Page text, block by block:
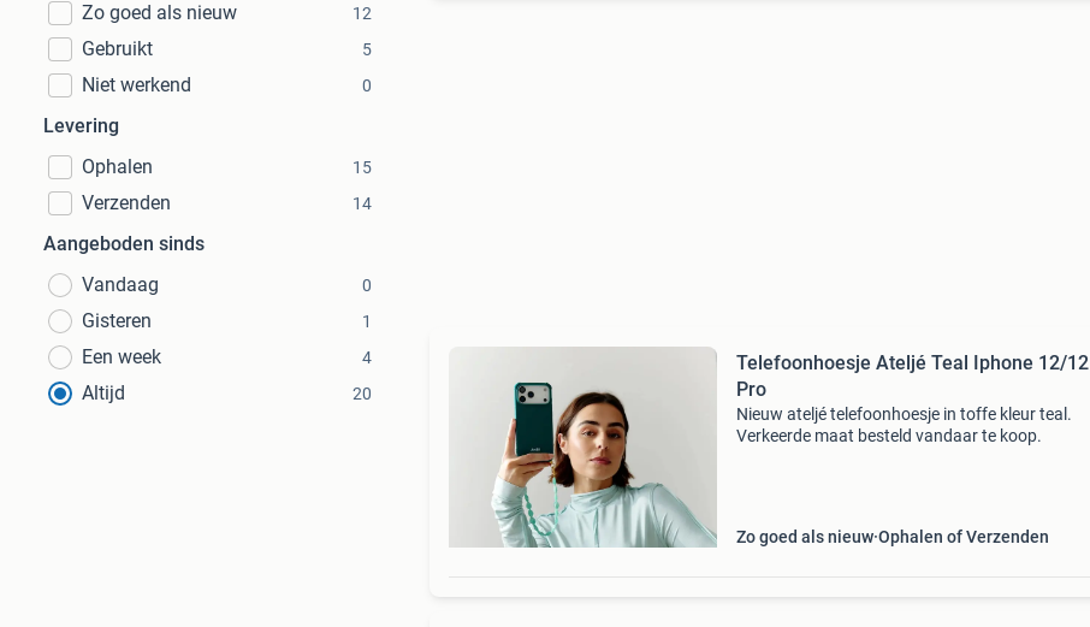
Zo goed als nieuw 12
Gebruikt 5
Niet werkend 0
Levering
Ophalen
15
Verzenden 14
Aangeboden sinds
Vandaag
0
Gisteren 1
Een week 4
Altijd 20
Telefoonhoesje Ateljé Teal Iphone 12/12
Pro
Nieuw ateljé telefoonhoesje in toffe kleur teal.
Verkeerde maat besteld vandaar te koop.
Zo goed als nieuw Ophalen of Verzenden